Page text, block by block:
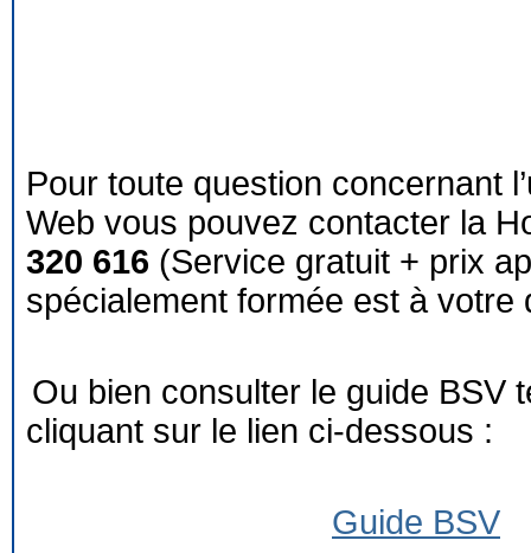
Pour toute question concernant
Web vous pouvez contacter la
320 616 (Service gratuit + prix
spécialement formée est à votre
Ou bien consulter le guide BSV
cliquant sur le lien ci-dessous :
Guide BSV